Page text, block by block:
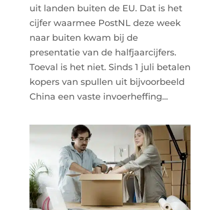
uit landen buiten de EU. Dat is het
cijfer waarmee PostNL deze week
naar buiten kwam bij de
presentatie van de halfjaarcijfers.
Toeval is het niet. Sinds 1 juli betalen
kopers van spullen uit bijvoorbeeld
China een vaste invoerheffing...